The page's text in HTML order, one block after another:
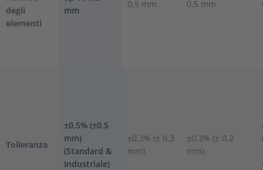
degli
elementi
mm
0,5 mm 0,5 mm
Tolleranza
±0,5% (±0,5
mm)
(Standard &
Industriale)
±0,3% (± 0,3
mm)
±0,3% (± 0,2
mm)